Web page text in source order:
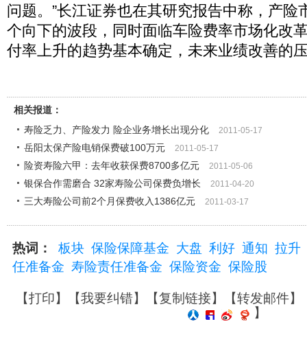
问题。”长江证券也在其研究报告中称，产险
个向下的波段，同时面临车险费率市场化改
付率上升的趋势基本确定，未来业绩改善的
相关报道：
寿险乏力、产险发力 险企业务增长出现分化
2011-05-17
岳阳太保产险电销保费破100万元 2011-05-17
险资寿险六甲：去年收获保费8700多亿元 2011-05-06
银保合作需磨合 32家寿险公司保费负增长 2011-04-20
三大寿险公司前2个月保费收入1386亿元 2011-03-17
热词： 板块 保险保障基金 大盘 利好 通知 拉升
任准备金 寿险责任准备金 保险资金 保险股
【打印】【我要纠错】【复制链接】【转发邮件】
】